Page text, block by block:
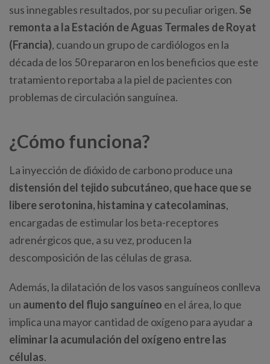
sus innegables resultados, por su peculiar origen. Se
remonta a la Estación de Aguas Termales de Royat
(Francia), cuando un grupo de cardiólogos en la
década de los 50 repararon en los beneficios que este
tratamiento reportaba a la piel de pacientes con
problemas de circulación sanguínea.
¿Cómo funciona?
La inyección de dióxido de carbono produce una
distensión del tejido subcutáneo, que hace que se
libere serotonina, histamina y catecolaminas,
encargadas de estimular los beta-receptores
adrenérgicos que, a su vez, producen la
descomposición de las células de grasa.
Además, la dilatación de los vasos sanguíneos conlleva
un aumento del flujo sanguíneo en el área, lo que
implica una mayor cantidad de oxígeno para ayudar a
eliminar la acumulación del oxígeno entre las
células.